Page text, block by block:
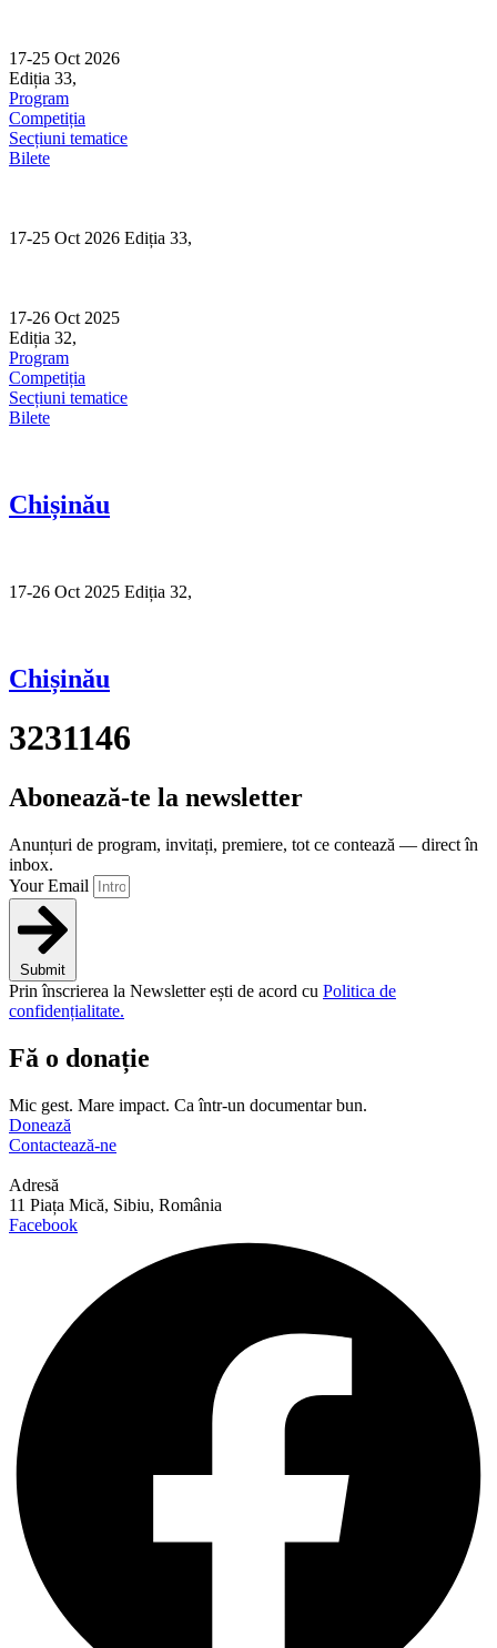
content
17-25 Oct 2026
Ediția 33,
Program
Competiția
Secțiuni tematice
Bilete
17-25 Oct 2026 Ediția 33,
17-26 Oct 2025
Ediția 32,
Program
Competiția
Secțiuni tematice
Bilete
Chișinău
17-26 Oct 2025 Ediția 32,
Chișinău
3231146
Abonează-te la newsletter
Anunțuri de program, invitați, premiere, tot ce contează — direct în
inbox.
Your Email
Submit
Prin înscrierea la Newsletter ești de acord cu Politica de
confidențialitate.
Fă o donație
Mic gest. Mare impact. Ca într-un documentar bun.
Donează
Contactează-ne
Adresă
11 Piața Mică, Sibiu, România
Facebook